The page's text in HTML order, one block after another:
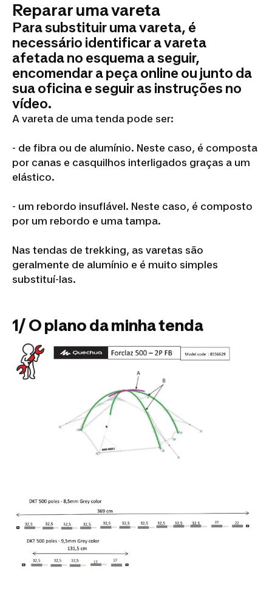
Reparar uma vareta
Para substituir uma vareta, é
necessário identificar a vareta
afetada no esquema a seguir,
encomendar a peça online ou junto da
sua oficina e seguir as instruções no
vídeo.
A vareta de uma tenda pode ser:
- de fibra ou de alumínio. Neste caso, é composta
por canas e casquilhos interligados graças a um
elástico.
- um rebordo insuflável. Neste caso, é composto
por um rebordo e uma tampa.
Nas tendas de trekking, as varetas são
geralmente de alumínio e é muito simples
substituí-las.
1/ O plano da minha tenda